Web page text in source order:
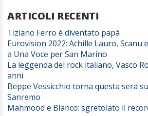
ARTICOLI RECENTI
Tiziano Ferro è diventato papà
Eurovision 2022: Achille Lauro, Scanu
a Una Voce per San Marino
La leggenda del rock italiano, Vasco
anni
Beppe Vessicchio torna questa sera
Sanremo
Mahmood e Blanco: sgretolato il